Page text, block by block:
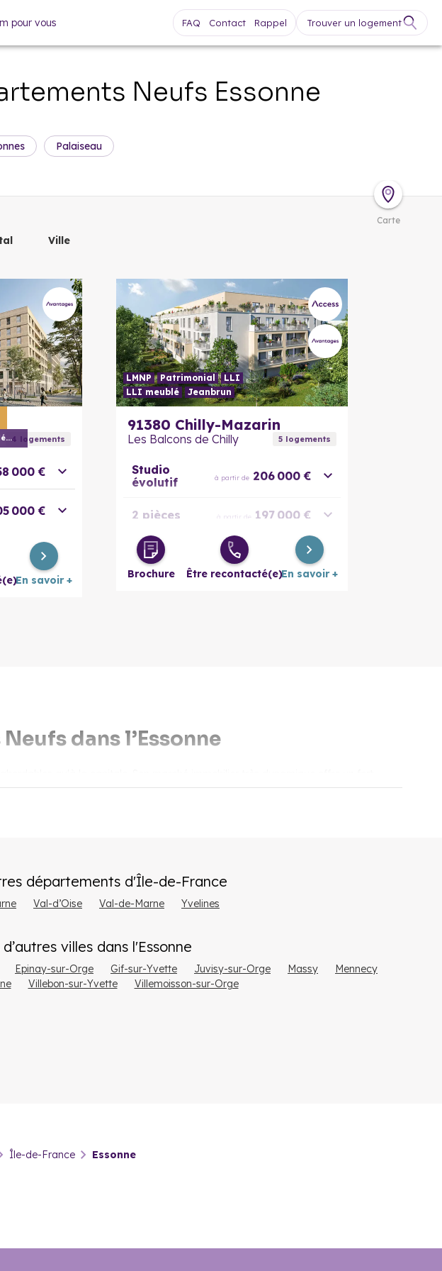
pour vous FAQ Contact Rappel Trouver un logement
Neufs Essonne
Palaiseau
Carte
Ville
Découvrez notre appartement décoré4 logements
000 €
000 €
En savoir +
LMNP Patrimonial
LLI
LLI meublé
Jeanbrun
91380 Chilly-Mazarin
Les Balcons de Chilly 5logements
Studio
évolutif
à partir de 206 000 €
2 pièces à partir de 197 000 €
3 pièces à partir de 280 000 €
Brochure Être recontacté(e)En savoir +
dans l’Essonne
immobiliers neufs dans l’Essonne pour tous les profils d'acheteurs et
Le département esttrès bien desservi: RER B, C et D, autoroutes A6 et A10,
Express.
Saclay), de grands groupes (Safran/SNECMA, Airbus, Danone, Sanofi, etc.), et
la demande en logements neufs dans l'Essonne, tant en résidence principale
départements d'Île-de-France
Val-d’Oise Val-de-Marne Yvelines
villes dans l'Essonne
Epinay-sur-Orge Gif-sur-Yvette Juvisy-sur-Orge Massy
Mennecy
Villebon-sur-Yvette Villemoisson-sur-Orge
Île-de-France Essonne